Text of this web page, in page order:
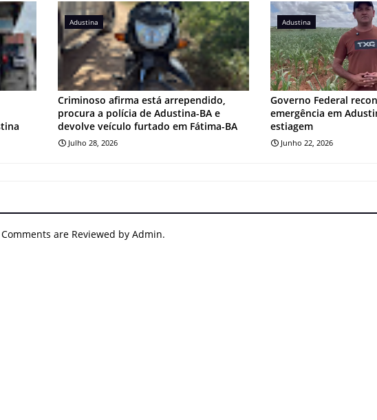
Adustina
Criminoso afirma está arrependido,
procura a polícia de Adustina-BA e
devolve veículo furtado em Fátima-BA
Julho 28, 2026
Adustina
Governo Federal
emergência em
estiagem
Junho 22, 2026
are Reviewed by Admin.